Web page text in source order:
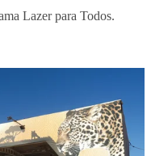
Lazer para Todos.